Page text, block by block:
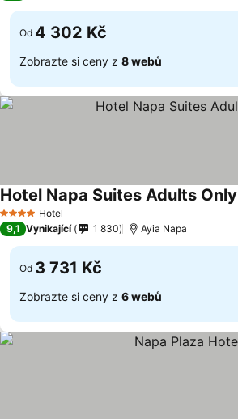
Od 4 302 Kč
Zobrazte si ceny z 8 webů
4 Počet hvězdiček
Hotel
Hotel Napa Suites Adults Only
9,1 Vynikající 1 830 Ayia Napa
Od 3 731 Kč
Zobrazte si ceny z 6 webů